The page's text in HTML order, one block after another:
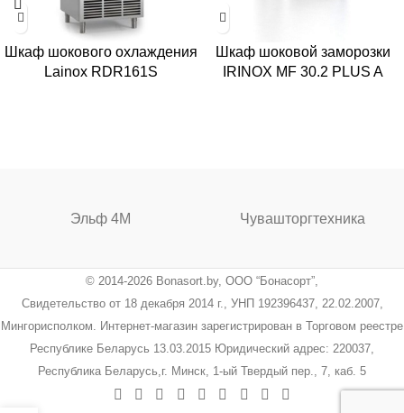
Шкаф шокового охлаждения
Lainox RDR161S
Шкаф шоковой заморозки
IRINOX MF 30.2 PLUS A
Эльф 4М Чувашторгтехника
© 2014-2026 Bonasort.by, ООО “Бонасорт”,
Свидетельство от 18 декабря 2014 г., УНП 192396437, 22.02.2007,
Мингорисполком. Интернет-магазин зарегистрирован в Торговом реестре
Республике Беларусь 13.03.2015 Юридический адрес: 220037,
Республика Беларусь,г. Минск, 1-ый Твердый пер., 7, каб. 5